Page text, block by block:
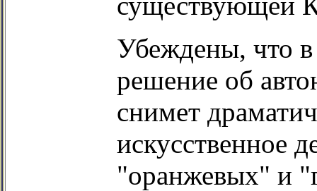
Убеждены, что
решение об
снимет
искусственное
"оранжевых" и